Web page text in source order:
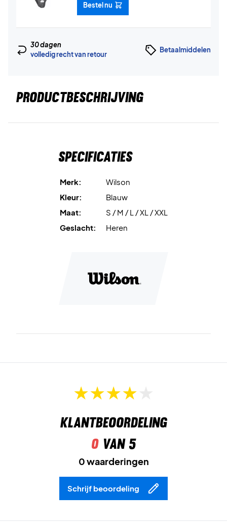
Bestel nu
30 dagen
volledig recht van retour
Betaalmiddelen
PRODUCTBESCHRIJVING
Specificaties
Merk:
Wilson
Kleur:
Blauw
Maat:
S / M / L / XL / XXL
Geslacht:
Heren
Klantbeoordeling
0van 5
0 waarderingen
Schrijf beoordeling